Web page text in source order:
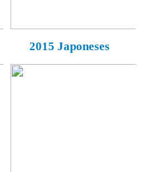
2015 Japoneses